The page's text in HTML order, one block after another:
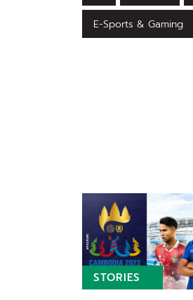
E-Sports & Gaming
STORIES